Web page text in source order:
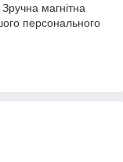
магнітна
персонального